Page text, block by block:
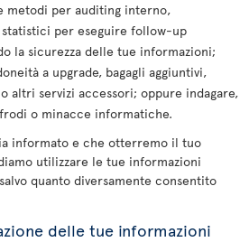
metodi per auditing interno,
per eseguire follow-up
la sicurezza delle tue informazioni;
a upgrade, bagagli aggiuntivi,
altri servizi accessori; oppure indagare,
o minacce informatiche.
informato e che otterremo il tuo
utilizzare le tue informazioni
quanto diversamente consentito
delle tue informazioni